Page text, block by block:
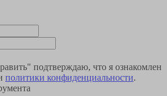
подтверждаю, что я ознакомлен
политики конфиденциальности.